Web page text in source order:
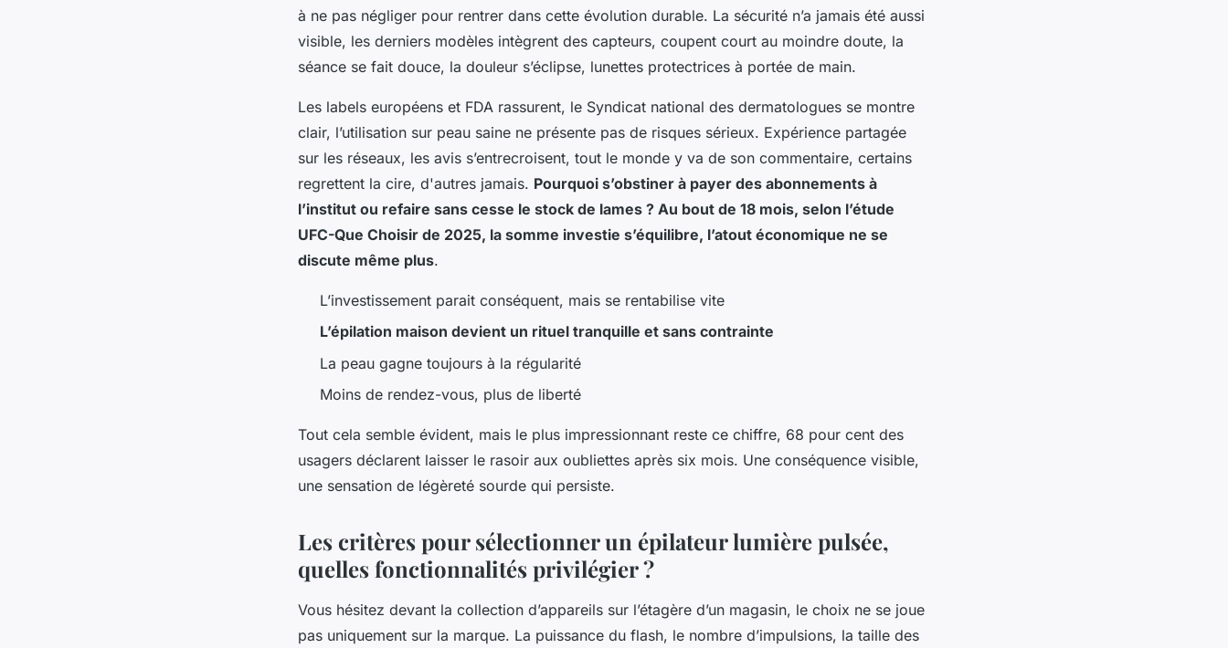
à ne pas négliger pour rentrer dans cette évolution durable. La sécurité n’a jamais été aussi
visible, les derniers modèles intègrent des capteurs, coupent court au moindre doute, la
séance se fait douce, la douleur s’éclipse, lunettes protectrices à portée de main.
Les labels européens et FDA rassurent, le Syndicat national des dermatologues se montre
clair, l’utilisation sur peau saine ne présente pas de risques sérieux. Expérience partagée
sur les réseaux, les avis s’entrecroisent, tout le monde y va de son commentaire, certains
regrettent la cire, d'autres jamais. Pourquoi s’obstiner à payer des abonnements à
l’institut ou refaire sans cesse le stock de lames ? Au bout de 18 mois, selon l’étude
UFC-Que Choisir de 2025, la somme investie s’équilibre, l’atout économique ne se
discute même plus.
L’investissement parait conséquent, mais se rentabilise vite
L’épilation maison devient un rituel tranquille et sans contrainte
La peau gagne toujours à la régularité
Moins de rendez-vous, plus de liberté
Tout cela semble évident, mais le plus impressionnant reste ce chiffre, 68 pour cent des
usagers déclarent laisser le rasoir aux oubliettes après six mois. Une conséquence visible,
une sensation de légèreté sourde qui persiste.
Les critères pour sélectionner un épilateur lumière pulsée,
quelles fonctionnalités privilégier ?
Vous hésitez devant la collection d’appareils sur l’étagère d’un magasin, le choix ne se joue
pas uniquement sur la marque. La puissance du flash, le nombre d’impulsions, la taille des